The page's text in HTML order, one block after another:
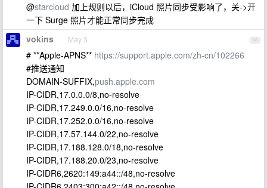
@starcloud 加上规则以后，iCloud 照片同步受影响了，关->开
一下 Surge 照片才能正常同步完成
96
vokins May 3
# **Apple-APNS** https://support.apple.com/zh-cn/102266
#推送通知
DOMAIN-SUFFIX,push.apple.com
IP-CIDR,17.0.0.0/8,no-resolve
IP-CIDR,17.249.0.0/16,no-resolve
IP-CIDR,17.252.0.0/16,no-resolve
IP-CIDR,17.57.144.0/22,no-resolve
IP-CIDR,17.188.128.0/18,no-resolve
IP-CIDR,17.188.20.0/23,no-resolve
IP-CIDR6,2620:149:a44::/48,no-resolve